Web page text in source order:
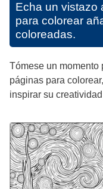
Echa un vistazo
para colorear
coloreadas.
Tómese un momento
páginas para
inspirar su